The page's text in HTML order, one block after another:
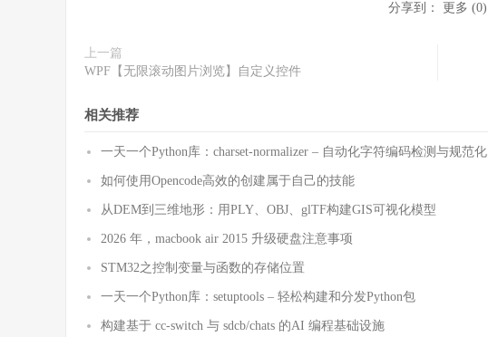
分享到： 更多 (0)
上一篇
WPF【无限滚动图片浏览】自定义控件
相关推荐
一天一个Python库：charset-normalizer – 自动化字符编码检测与规范化
如何使用Opencode高效的创建属于自己的技能
从DEM到三维地形：用PLY、OBJ、glTF构建GIS可视化模型
2026 年，macbook air 2015 升级硬盘注意事项
STM32之控制变量与函数的存储位置
一天一个Python库：setuptools – 轻松构建和分发Python包
构建基于 cc-switch 与 sdcb/chats 的AI 编程基础设施